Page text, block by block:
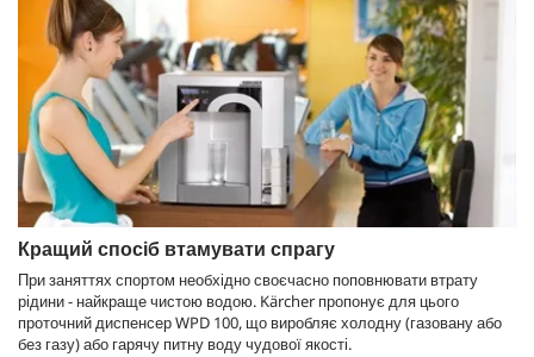
Кращий спосіб втамувати спрагу
При заняттях спортом необхідно своєчасно поповнювати втрату
рідини - найкраще чистою водою. Kärcher пропонує для цього
проточний диспенсер WPD 100, що виробляє холодну (газовану або
без газу) або гарячу питну воду чудової якості.